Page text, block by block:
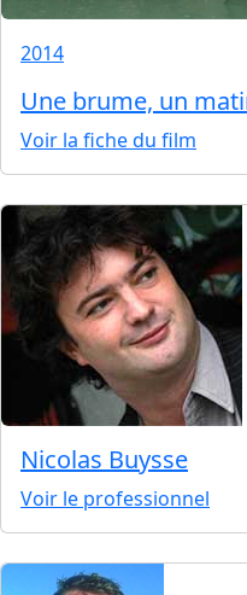
2014
Une brume, un
Voir la fiche du film
Nicolas Buysse
Voir le professionnel